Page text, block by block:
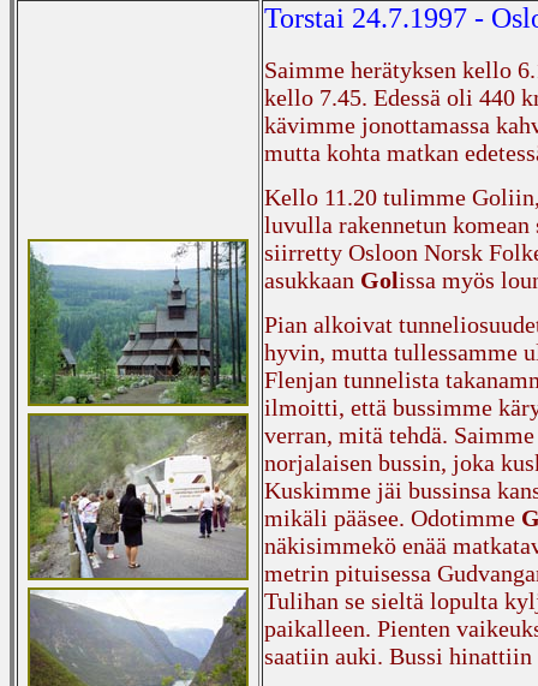
Torstai 24.7.1997 -
Saimme herätyksen kello
kello 7.45. Edessä oli 440
kävimme jonottamassa
mutta kohta matkan
Kello 11.20 tulimme
luvulla rakennetun
siirretty Osloon Norsk
asukkaan Golissa myös
Pian alkoivat
hyvin, mutta tullessamme
Flenjan tunnelista
ilmoitti, että bussimme
verran, mitä tehdä.
norjalaisen bussin, joka
Kuskimme jäi bussinsa
mikäli pääsee. Odotimme
näkisimmekö enää
metrin pituisessa
Tulihan se sieltä lopulta
paikalleen. Pienten
saatiin auki. Bussi